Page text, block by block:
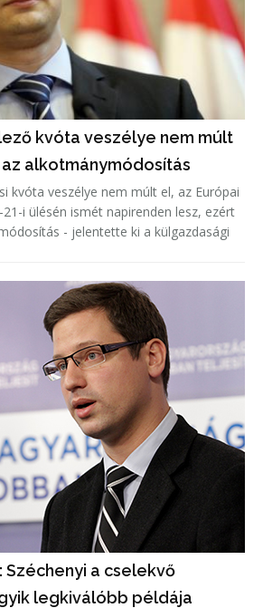
kvóta veszélye nem múlt
alkotmánymódosítás
kvóta veszélye nem múlt el, az Európai
i ülésén ismét napirenden lesz, ezért
- jelentette ki a külgazdasági
Széchenyi a cselekvő
legkiválóbb példája